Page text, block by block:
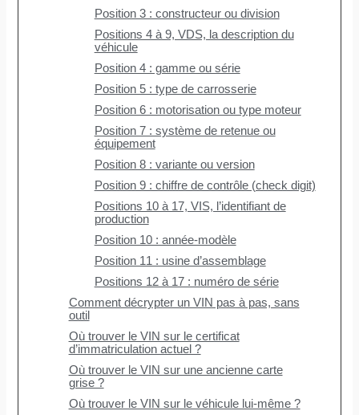
Position 3 : constructeur ou division
Positions 4 à 9, VDS, la description du
véhicule
Position 4 : gamme ou série
Position 5 : type de carrosserie
Position 6 : motorisation ou type moteur
Position 7 : système de retenue ou
équipement
Position 8 : variante ou version
Position 9 : chiffre de contrôle (check digit)
Positions 10 à 17, VIS, l’identifiant de
production
Position 10 : année-modèle
Position 11 : usine d’assemblage
Positions 12 à 17 : numéro de série
Comment décrypter un VIN pas à pas, sans
outil
Où trouver le VIN sur le certificat
d’immatriculation actuel ?
Où trouver le VIN sur une ancienne carte
grise ?
Où trouver le VIN sur le véhicule lui-même ?